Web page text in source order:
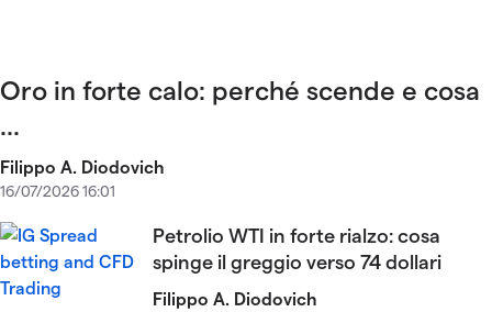
Oro in forte calo: perché scende e cosa
...
Filippo A. Diodovich
16/07/2026 16:01
Petrolio WTI in forte rialzo: cosa
spinge il greggio verso 74 dollari
Filippo A. Diodovich